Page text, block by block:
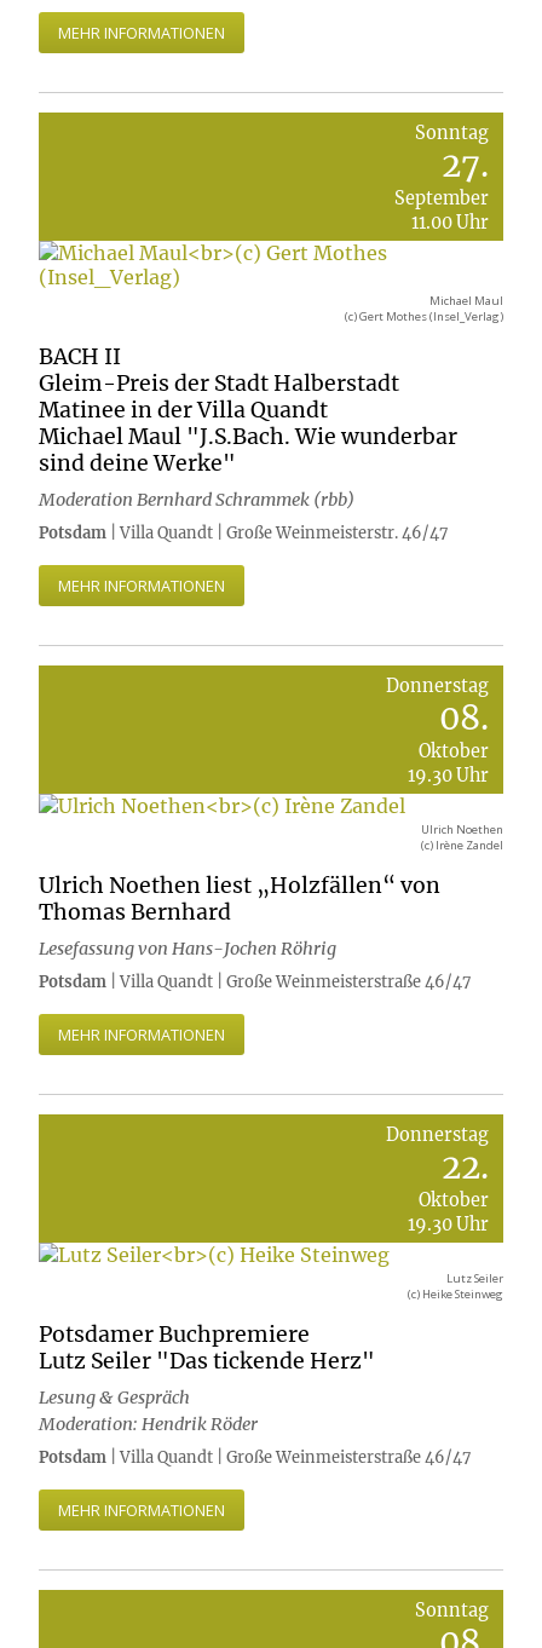
MEHR INFORMATIONEN
Sonntag
27.
September
11.00 Uhr
Michael Maul
(c) Gert Mothes (Insel_Verlag)
BACH II
Gleim-Preis der Stadt Halberstadt
Matinee in der Villa Quandt
Michael Maul "J.S.Bach. Wie wunderbar
sind deine Werke"
Moderation Bernhard Schrammek (rbb)
Potsdam | Villa Quandt | Große Weinmeisterstr. 46/47
MEHR INFORMATIONEN
Donnerstag
08.
Oktober
19.30 Uhr
Ulrich Noethen
(c) Irène Zandel
Ulrich Noethen liest „Holzfällen“ von
Thomas Bernhard
Lesefassung von Hans-Jochen Röhrig
Potsdam | Villa Quandt | Große Weinmeisterstraße 46/47
MEHR INFORMATIONEN
Donnerstag
22.
Oktober
19.30 Uhr
Lutz Seiler
(c) Heike Steinweg
Potsdamer Buchpremiere
Lutz Seiler "Das tickende Herz"
Lesung & Gespräch
Moderation: Hendrik Röder
Potsdam | Villa Quandt | Große Weinmeisterstraße 46/47
MEHR INFORMATIONEN
Sonntag